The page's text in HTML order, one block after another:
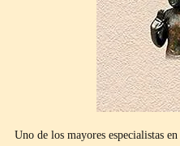
Uno de los mayores especialistas